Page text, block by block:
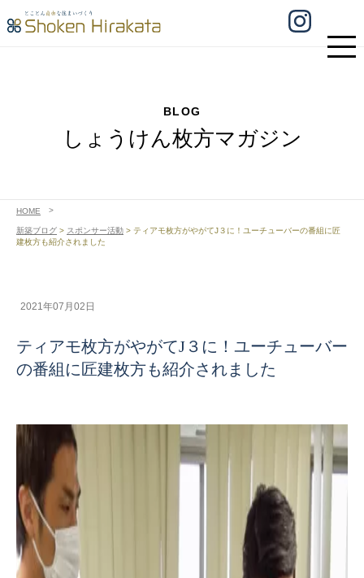
BLOG
しょうけん枚方マガジン
HOME
新築ブログ > スポンサー活動 > ティアモ枚方がやがてJ３に！ユーチューバーの番組に匠
建枚方も紹介されました
2021年07月02日
ティアモ枚方がやがてJ３に！ユーチューバー
の番組に匠建枚方も紹介されました